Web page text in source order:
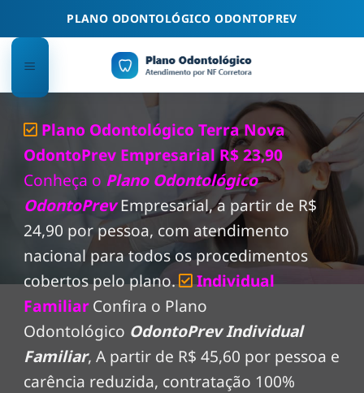
PLANO ODONTOLÓGICO ODONTOPREV
Plano Odontológico Terra Nova
OdontoPrev Empresarial R$ 23,90
Conheça o Plano Odontológico
OdontoPrev Empresarial, a partir de R$
24,90 por pessoa, com atendimento
nacional para todos os procedimentos
cobertos pelo plano.
Individual
FamiliarConfira o Plano
Odontológico OdontoPrev Individual
Familiar, A partir de R$ 45,60 por pessoa e
carência reduzida, contratação 100%